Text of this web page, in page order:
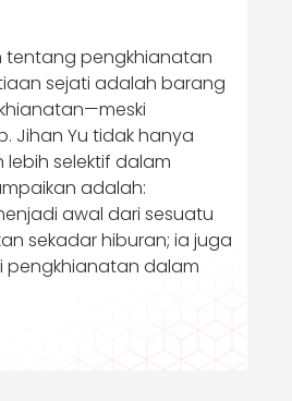
tentang pengkhianatan
sejati adalah barang
Jihan Yu tidak hanya
selektif dalam
adalah:
awal dari sesuatu
sekadar hiburan; ia juga
pengkhianatan dalam